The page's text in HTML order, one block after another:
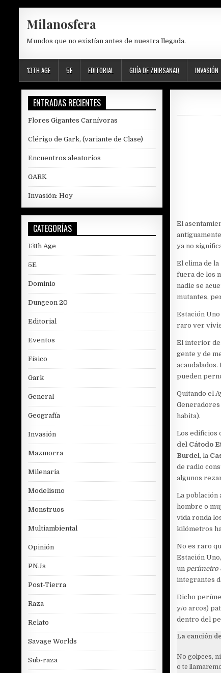
Milanosfera
Mundos que no existían antes de nuestra llegada.
13TH AGE 5E EDITORIAL GUÍA DE ZHIRSANAQ INVASIÓN
El
ya no
El clima de
fuera de los
nadie se
mutantes,
Estación
raro ver
El interior
gente y de
pueden
Quitando el
habita).
Los edificios
del Cátodo
Burdel, la
de radio
algunos
La población
hombre o
vida ronda
kilómetros
No es raro
Estación
un perímetro
integrantes
Dicho
y/o arcos)
dentro del
La canción
No golpees,
o te
ENTRADAS RECIENTES
Flores Gigantes Carnívoras
Clérigo de Gark, (variante de Clase)
Encuentros aleatorios
GARK
Invasión: Hoy
CATEGORÍAS
13th Age
5E
Dominio
Dungeon 20
Editorial
Eventos
Físico
Gark
General
Geografía
Invasión
Mazmorra
Milenaria
Modelismo
Monstruos
Multiambiental
Opinión
PNJs
Post-Tierra
Raza
Relato
Savage Worlds
Sub-raza